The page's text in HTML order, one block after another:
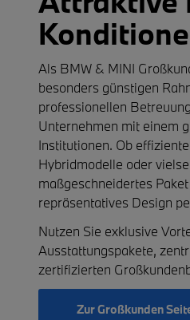
Als BMW & MINI
besonders günstigen
professionellen
Unternehmen mit einem
Institutionen. Ob effiziente
Hybridmodelle oder
maßgeschneidertes
repräsentatives Design
Nutzen Sie exklusive
Ausstattungspakete,
zertifizierten
Zur Großkunden